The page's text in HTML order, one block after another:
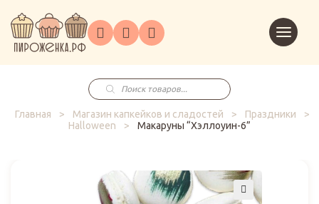
ГлавнаяКаталог
на
заказ
Праздники
Корпоративным
клиентам
в
корзину
Поиск
товаров
Главная
> Магазин капкейков и сладостей > Праздники
>
Halloween
> Макаруны “Хэллоуин-6”